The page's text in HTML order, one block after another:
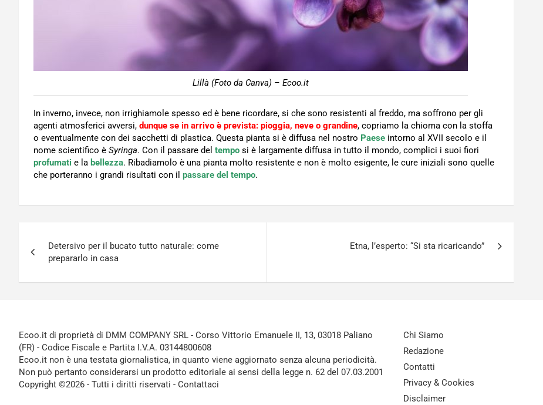
Lillà (Foto da Canva) – Ecoo.it
In inverno, invece, non irrighiamole spesso ed è bene ricordare, si che sono resistenti al freddo, ma soffrono per gli
agenti atmosferici avversi, dunque se in arrivo è prevista: pioggia, neve o grandine, copriamo la chioma con la stoffa
o eventualmente con dei sacchetti di plastica. Questa pianta si è diffusa nel nostro Paese intorno al XVII secolo e il
nome scientifico è Syringa. Con il passare del tempo si è largamente diffusa in tutto il mondo, complici i suoi fiori
profumati e la bellezza. Ribadiamolo è una pianta molto resistente e non è molto esigente, le cure iniziali sono quelle
che porteranno i grandi risultati con il passare del tempo.
articoli
Detersivo per il bucato tutto naturale: come
prepararlo in casa
Etna, l’esperto: “Si sta ricaricando”
Ecoo.it di proprietà di DMM COMPANY SRL - Corso Vittorio Emanuele II, 13, 03018 Paliano
(FR) - Codice Fiscale e Partita I.V.A. 03144800608
Ecoo.it non è una testata giornalistica, in quanto viene aggiornato senza alcuna periodicità.
Non può pertanto considerarsi un prodotto editoriale ai sensi della legge n. 62 del 07.03.2001
Copyright ©2026 - Tutti i diritti riservati - Contattaci
Chi Siamo
Redazione
Contatti
Privacy & Cookies
Disclaimer